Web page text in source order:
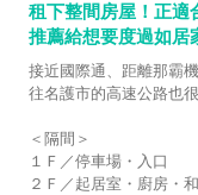
租下整間房屋！正適
推薦給想要度過如居
接近國際通、距離那霸機
往名護市的高速公路也
＜隔間＞
１Ｆ／停車場・入口
２Ｆ／起居室・廚房・